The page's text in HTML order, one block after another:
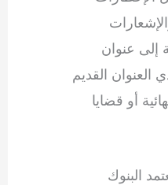
إلى عنوان
القديم
أو قضايا
البنوك